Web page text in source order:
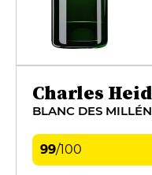
Charles
BLANC DES
99/100